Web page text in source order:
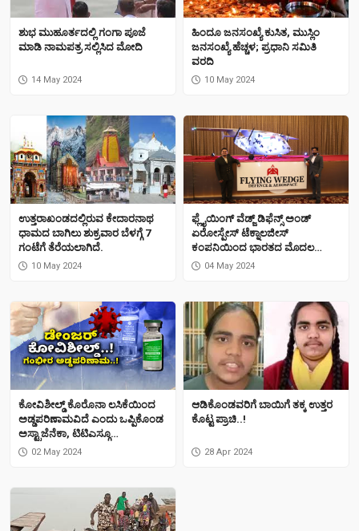
ಶುಭ ಮುಹೂರ್ತದಲ್ಲಿ ಗಂಗಾ ಪೂಜೆ
ಮಾಡಿ ನಾಮಪತ್ರ ಸಲ್ಲಿಸಿದ ಮೋದಿ
14 May 2024
ಹಿಂದೂ ಜನಸಂಖ್ಯೆ ಕುಸಿತ, ಮುಸ್ಲಿಂ
ಜನಸಂಖ್ಯೆ ಹೆಚ್ಚಳ; ಪ್ರಧಾನಿ ಸಮಿತಿ
ವರದಿ
10 May 2024
ಉತ್ತರಾಖಂಡದಲ್ಲಿರುವ ಕೇದಾರನಾಥ
ಧಾಮದ ಬಾಗಿಲು ಶುಕ್ರವಾರ ಬೆಳಗ್ಗೆ 7
ಗಂಟೆಗೆ ತೆರೆಯಲಾಗಿದೆ.
10 May 2024
ಫ್ಲೈಯಿಂಗ್ ವೆಡ್ಜ್ ಡಿಫೆನ್ಸ್ ಅಂಡ್
ಏರೋಸ್ಪೇಸ್ ಟೆಕ್ನಾಲಜೀಸ್
ಕಂಪನಿಯಿಂದ ಭಾರತದ ಮೊದಲ
ಸ್ಪದೇಶಿ ಬಾಂಬರ್ ಯುಎವಿ ಅನಾವರಣ
04 May 2024
ಕೋವಿಶೀಲ್ಡ್ ಕೊರೊನಾ ಲಸಿಕೆಯಿಂದ
ಅಡ್ಡಪರಿಣಾಮವಿದೆ ಎಂದು ಒಪ್ಪಿಕೊಂಡ
ಅಸ್ಟ್ರಾಜೆನೆಕಾ, ಟಿಟಿಎಸ್ಗೂ
ಕಾರಣವಾಗಬಹುದು
02 May 2024
ಆಡಿಕೊಂಡವರಿಗೆ ಬಾಯಿಗೆ ತಕ್ಕ ಉತ್ತರ
ಕೊಟ್ಟ ಪ್ರಾಚಿ..!
28 Apr 2024